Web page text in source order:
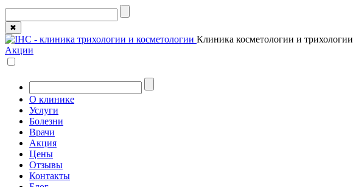
✖
Клиника косметологии и трихологии
Акции
О клинике
Услуги
Болезни
Врачи
Акция
Цены
Отзывы
Контакты